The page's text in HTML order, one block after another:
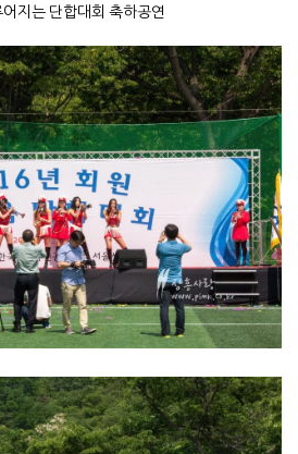
지는 단합대회 축하공연